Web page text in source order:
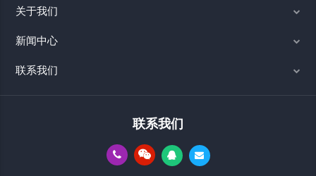
关于我们
新闻中心
联系我们
联系我们